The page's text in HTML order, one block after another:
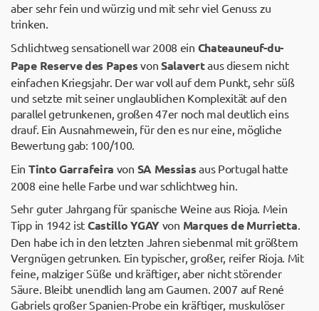
aber sehr fein und würzig und mit sehr viel Genuss zu
trinken.
Schlichtweg sensationell war 2008 ein Chateauneuf-du-
Pape Reserve des Papes von Salavertaus diesem nicht
einfachen Kriegsjahr. Der war voll auf dem Punkt, sehr süß
und setzte mit seiner unglaublichen Komplexität auf den
parallel getrunkenen, großen 47er noch mal deutlich eins
drauf. Ein Ausnahmewein, für den es nur eine, mögliche
Bewertung gab: 100/100.
Ein Tinto Garrafeira von SA Messias aus Portugal hatte
2008 eine helle Farbe und war schlichtweg hin.
Sehr guter Jahrgang für spanische Weine aus Rioja. Mein
Tipp in 1942 ist Castillo YGAY von Marques de Murrietta.
Den habe ich in den letzten Jahren siebenmal mit größtem
Vergnügen getrunken. Ein typischer, großer, reifer Rioja. Mit
feine, malziger Süße und kräftiger, aber nicht störender
Säure. Bleibt unendlich lang am Gaumen. 2007 auf René
Gabriels großer Spanien-Probe ein kräftiger, muskulöser